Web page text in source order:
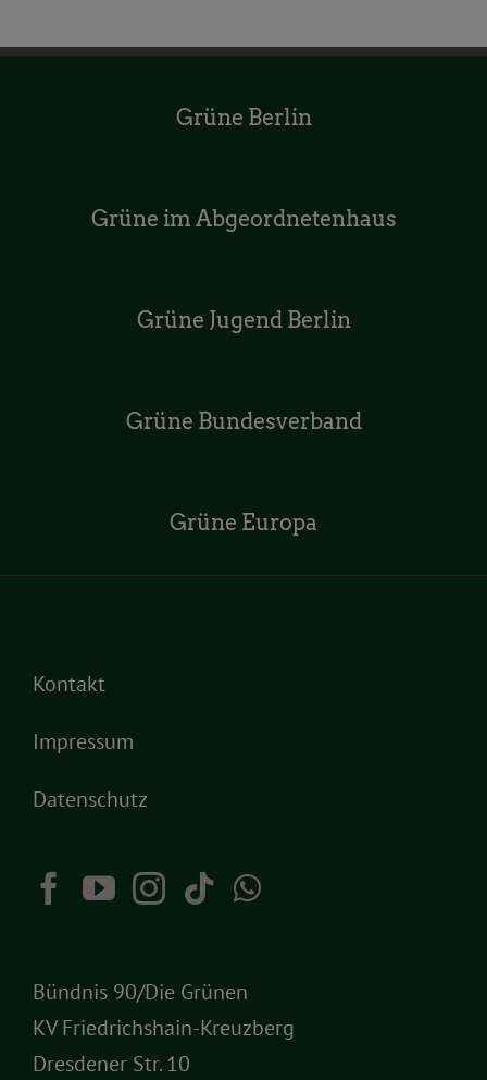
Grüne Berlin
Grüne im Abgeordnetenhaus
Grüne Jugend Berlin
Grüne Bundesverband
Grüne Europa
Kontakt
Impressum
Datenschutz
Bündnis 90/Die Grünen
KV Friedrichshain-Kreuzberg
Dresdener Str. 10